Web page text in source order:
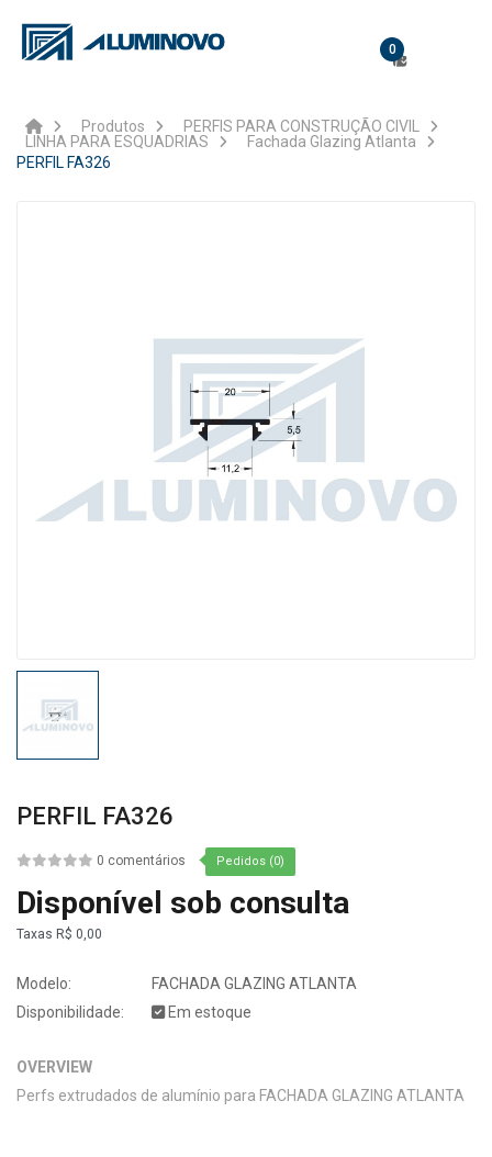
0
Produtos
PERFIS PARA CONSTRUÇÃO CIVIL
LINHA PARA ESQUADRIAS
Fachada Glazing Atlanta
PERFIL FA326
PERFIL FA326
0 comentários Pedidos (0)
Disponível sob consulta
Taxas R$ 0,00
Modelo:
FACHADA GLAZING ATLANTA
Disponibilidade:
Em estoque
OVERVIEW
Perfs extrudados de alumínio para FACHADA GLAZING ATLANTA